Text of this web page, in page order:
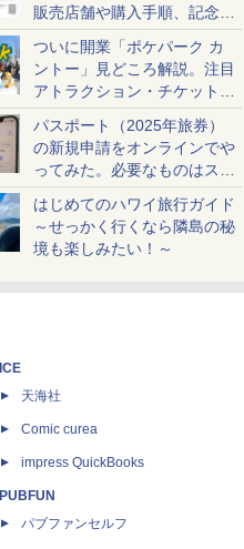
販売店舗や購入手順、記念チ
ケットも解説
ついに開業「ポケパーク カ
ントー」見どころ解説。注目
アトラクション・チケット手
配・来場前に必要な準備は？
パスポート（2025年旅券）
の新規申請をオンラインでや
ってみた。必要なものはスマ
ホとマイナカードのみ
はじめてのハワイ旅行ガイド
～せっかく行くなら隣島の秘
境も楽しみたい！～
ICE
天海社
Comic curea
impress QuickBooks
PUBFUN
パブファンセルフ